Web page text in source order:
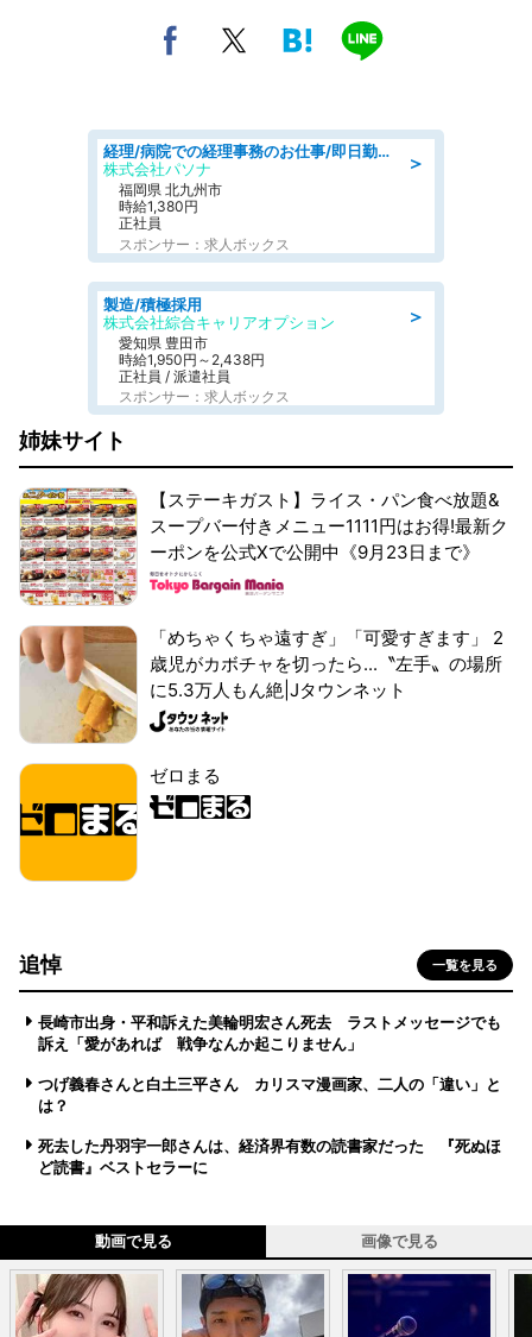
＞
経理/病院での経理事務のお仕事/即日勤務可/車通勤可/経理/一般事務
株式会社パソナ
福岡県 北九州市
時給1,380円
正社員
スポンサー：求人ボックス
＞
製造/積極採用
株式会社綜合キャリアオプション
愛知県 豊田市
時給1,950円～2,438円
正社員 / 派遣社員
スポンサー：求人ボックス
姉妹サイト
【ステーキガスト】ライス・パン食べ放題&
スープバー付きメニュー1111円はお得!最新ク
ーポンを公式Xで公開中《9月23日まで》
「めちゃくちゃ遠すぎ」「可愛すぎます」 2
歳児がカボチャを切ったら...〝左手〟の場所
に5.3万人もん絶|Jタウンネット
ゼロまる
追悼 一覧を見る
長崎市出身・平和訴えた美輪明宏さん死去 ラストメッセージでも
訴え「愛があれば 戦争なんか起こりません」
つげ義春さんと白土三平さん カリスマ漫画家、二人の「違い」と
は？
死去した丹羽宇一郎さんは、経済界有数の読書家だった 『死ぬほ
ど読書』ベストセラーに
動画で見る 画像で見る